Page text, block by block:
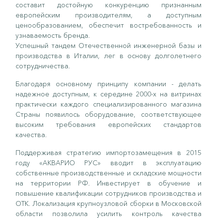
составит достойную конкуренцию признанным
европейским производителям, а доступным
ценообразованием, обеспечит востребованность и
узнаваемость бренда.
Успешный тандем Отечественной инженерной базы и
производства в Италии, лег в основу долголетнего
сотрудничества.
Благодаря основному принципу компании - делать
надежное доступным, к середине 2000-х на витринах
практически каждого специализированного магазина
Страны появилось оборудование, соответствующее
высоким требования европейских стандартов
качества.
Поддерживая стратегию импортозамещения в 2015
году «АКВАРИО РУС» вводит в эксплуатацию
собственные производственные и складские мощности
на территории РФ. Инвестирует в обучение и
повышение квалификации сотрудников производства и
ОТК. Локализация крупноузловой сборки в Московской
области позволила усилить контроль качества